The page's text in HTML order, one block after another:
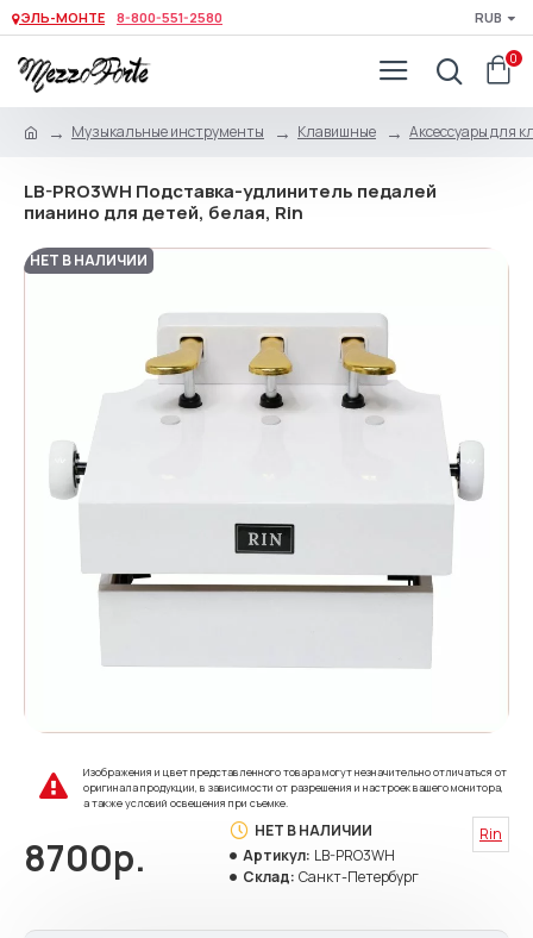
ЭЛЬ-МОНТЕ 8-800-551-2580 RUB
0
Музыкальные инструменты Клавишные Аксессуары для
LB-PRO3WH Подставка-удлинитель педалей
пианино для детей, белая, Rin
НЕТ В НАЛИЧИИ
Изображения и цвет представленного товара могут незначительно отличаться от
оригинала продукции, в зависимости от разрешения и настроек вашего монитора,
а также условий освещения при съемке.
8700р.
НЕТ В НАЛИЧИИ
Артикул: LB-PRO3WH
Склад: Санкт-Петербург
Rin